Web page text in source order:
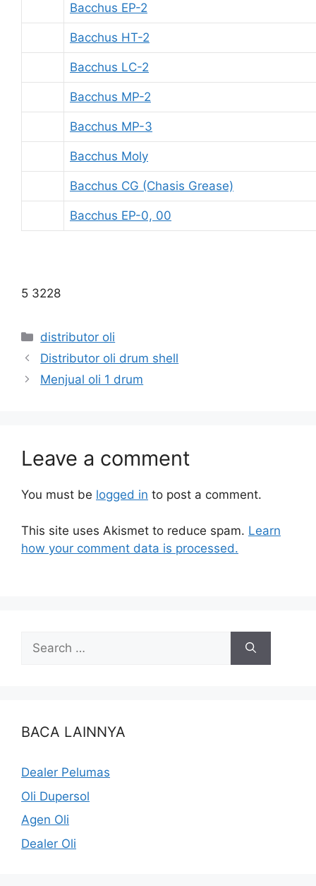
Bacchus EP-2
Bacchus HT-2
Bacchus LC-2
Bacchus MP-2
Bacchus MP-3
Bacchus Moly
Bacchus CG (Chasis Grease)
Bacchus EP-0, 00
5 3228
distributor oli
Distributor oli drum shell
Menjual oli 1 drum
Leave a comment
You must be logged in to post a comment.
This site uses Akismet to reduce spam. Learn
how your comment data is processed.
BACA LAINNYA
Dealer Pelumas
Oli Dupersol
Agen Oli
Dealer Oli